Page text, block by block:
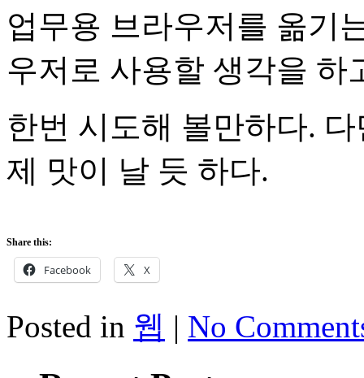
업무용 브라우저를 옮기
우저로 사용할 생각을 하
한번 시도해 볼만하다.
제 맛이 날 듯 하다.
Share this:
Facebook X
Posted in 웹 | No